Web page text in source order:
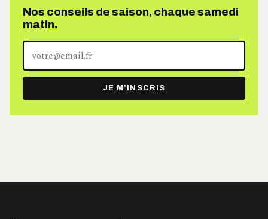
Nos conseils de saison, chaque samedi
matin.
adresse
e-
mail
JE M’INSCRIS